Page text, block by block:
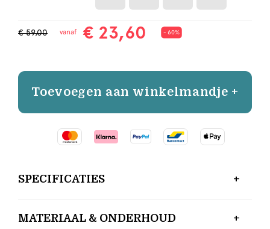
€ 59,00 vanaf € 23,60 - 60%
Toevoegen aan winkelmandje +
SPECIFICATIES
MATERIAAL & ONDERHOUD